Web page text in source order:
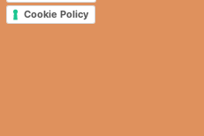
Cookie Policy